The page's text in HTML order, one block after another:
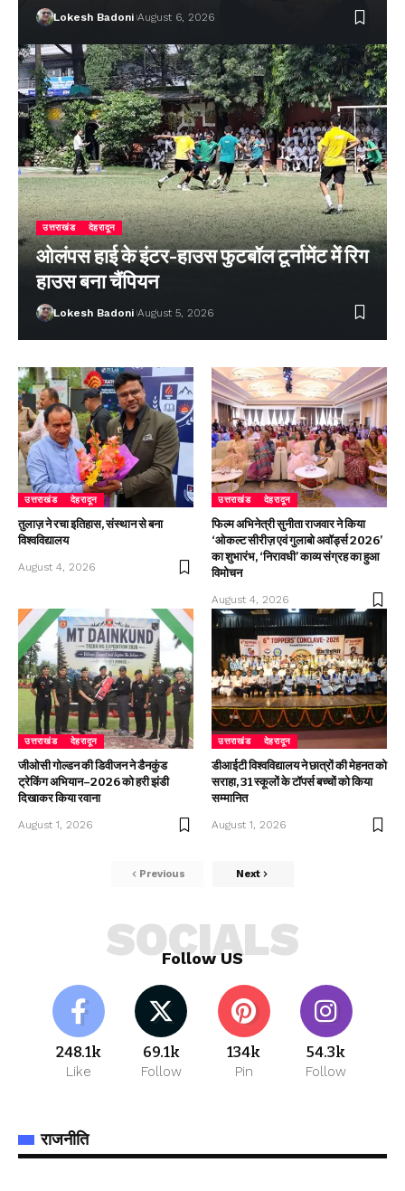
Lokesh Badoni August 6, 2026
उत्तराखंड देहरादून
ओलंपस हाई के इंटर-हाउस फुटबॉल टूर्नामेंट में रिग
हाउस बना चैंपियन
Lokesh Badoni August 5, 2026
उत्तराखंड देहरादून
तुलाज़ ने रचा इतिहास, संस्थान से बना
विश्वविद्यालय
August 4, 2026
उत्तराखंड देहरादून
फिल्म अभिनेत्री सुनीता राजवार ने किया
‘ओकल्ट सीरीज़ एवं गुलाबो अवॉर्ड्स 2026’
का शुभारंभ, ‘निरावधी’ काव्य संग्रह का हुआ
विमोचन
August 4, 2026
उत्तराखंड देहरादून
जीओसी गोल्डन की डिवीजन ने डैनकुंड
ट्रेकिंग अभियान–2026 को हरी झंडी
दिखाकर किया रवाना
August 1, 2026
उत्तराखंड देहरादून
डीआईटी विश्वविद्यालय ने छात्रों की मेहनत को
सराहा, 31 स्कूलों के टॉपर्स बच्चों को किया
सम्मानित
August 1, 2026
Previous Next
Follow US
SOCIALS
248.1k
Like
69.1k
Follow
134k
Pin
54.3k
Follow
राजनीति